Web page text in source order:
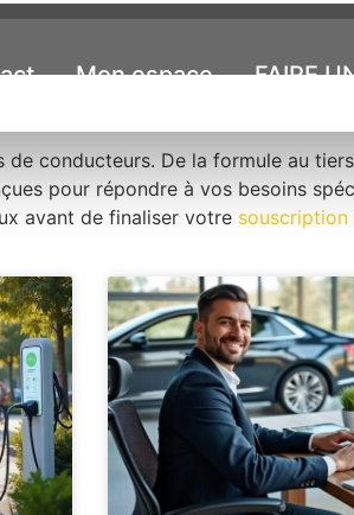
Mon espace FAIRE
conducteurs. De la formule au tiers
pour répondre à vos besoins
avant de finaliser votre